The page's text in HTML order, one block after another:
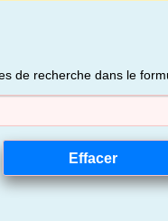
de recherche dans le